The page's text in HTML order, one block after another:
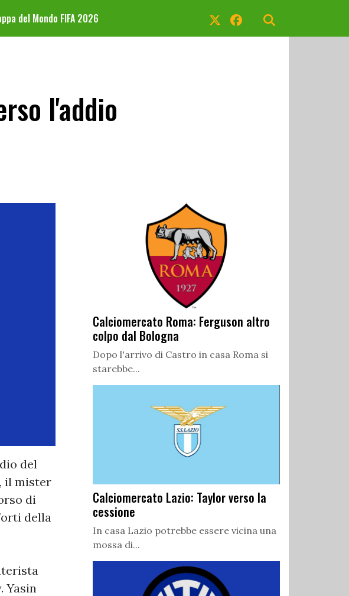
del Mondo FIFA 2026
l'addio
del
il mister
di
della
Yasin
Calciomercato Roma: Ferguson altro
colpo dal Bologna
Dopo l'arrivo di Castro in casa Roma si
starebbe...
Calciomercato Lazio: Taylor verso la
cessione
In casa Lazio potrebbe essere vicina una
mossa di...